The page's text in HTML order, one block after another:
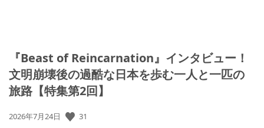
『Beast of Reincarnation』インタビュー！
文明崩壊後の過酷な日本を歩む一人と一匹の
旅路【特集第2回】
公
2026年7月24日 31